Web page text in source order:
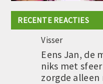
RECENTE REACTIES
Visser
Eens Jan, de
niks met
zorgde